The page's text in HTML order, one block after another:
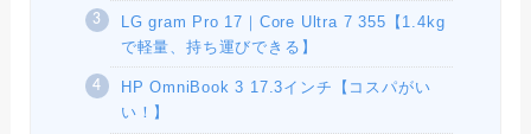
LG gram Pro 17｜Core Ultra 7 355【1.4kg
で軽量、持ち運びできる】
HP OmniBook 3 17.3インチ【コスパがい
い！】